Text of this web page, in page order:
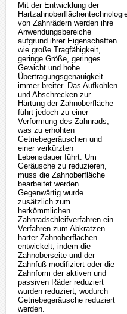
Mit der Entwicklung der
von Zahnrädern werden ihre
Anwendungsbereiche
aufgrund ihrer Eigenschaften
wie große Tragfähigkeit,
geringe Größe, geringes
Gewicht und hohe
Übertragungsgenauigkeit
immer breiter. Das Aufkohlen
und Abschrecken zur
Härtung der Zahnoberfläche
führt jedoch zu einer
Verformung des Zahnrads,
was zu erhöhten
Getriebegeräuschen und
einer verkürzten
Lebensdauer führt. Um
Geräusche zu reduzieren,
muss die Zahnoberfläche
bearbeitet werden.
Gegenwärtig wurde
zusätzlich zum
herkömmlichen
Zahnradschleifverfahren ein
Verfahren zum Abkratzen
harter Zahnoberflächen
entwickelt, indem die
Zahnoberseite und der
Zahnfuß modifiziert oder die
Zahnform der aktiven und
passiven Räder reduziert
wurden reduziert, wodurch
Getriebegeräusche reduziert
werden.